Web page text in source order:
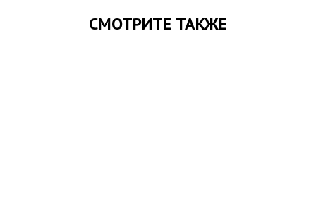
СМОТРИТЕ ТАКЖЕ